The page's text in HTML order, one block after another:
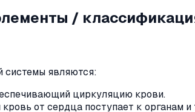
/
системы являются:
циркуляцию крови.
от сердца поступает к органам